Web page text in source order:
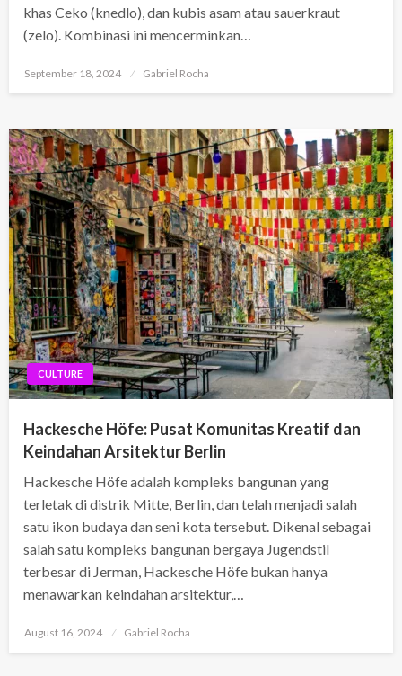
khas Ceko (knedlo), dan kubis asam atau sauerkraut
(zelo). Kombinasi ini mencerminkan…
Posted
September 18, 2024 Gabriel Rocha
CULTURE
Hackesche Höfe: Pusat Komunitas Kreatif dan
Keindahan Arsitektur Berlin
Hackesche Höfe adalah kompleks bangunan yang
terletak di distrik Mitte, Berlin, dan telah menjadi salah
satu ikon budaya dan seni kota tersebut. Dikenal sebagai
salah satu kompleks bangunan bergaya Jugendstil
terbesar di Jerman, Hackesche Höfe bukan hanya
menawarkan keindahan arsitektur,…
Posted
August 16, 2024 Gabriel Rocha